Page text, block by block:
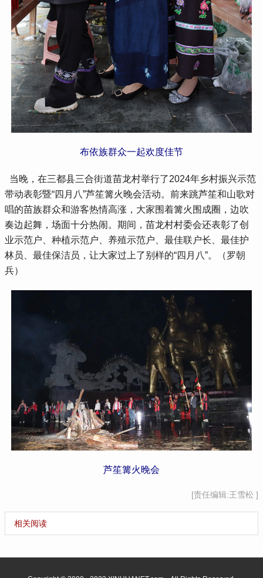
布依族群众一起欢度佳节
当晚，在三都县三合街道苗龙村举行了2024年乡村振兴示范
带动表彰暨“四月八”芦笙篝火晚会活动。前来跳芦笙和山歌对
唱的苗族群众和游客热情高涨，大家围着篝火围成圈，边吹
奏边起舞，场面十分热闹。期间，苗龙村村委会还表彰了创
业示范户、种植示范户、养殖示范户、最佳联户长、最佳护
林员、最佳保洁员，让大家过上了别样的“四月八”。（罗朝
兵）
芦笙篝火晚会
[责任编辑:王雪松 ]
相关阅读